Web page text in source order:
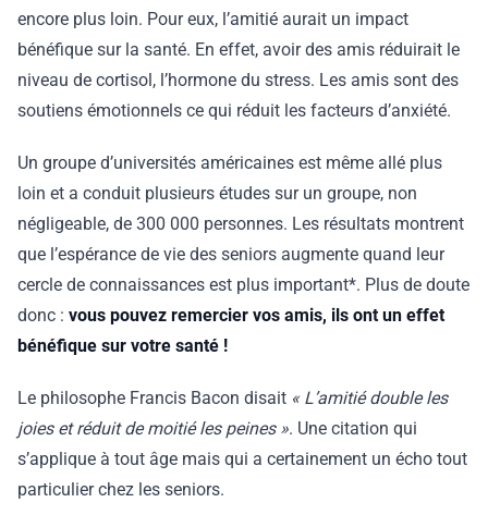
encore plus loin. Pour eux, l’amitié aurait un impact
bénéfique sur la santé. En effet, avoir des amis réduirait le
niveau de cortisol, l’hormone du stress. Les amis sont des
soutiens émotionnels ce qui réduit les facteurs d’anxiété.
Un groupe d’universités américaines est même allé plus
loin et a conduit plusieurs études sur un groupe, non
négligeable, de 300 000 personnes. Les résultats montrent
que l’espérance de vie des seniors augmente quand leur
cercle de connaissances est plus important*. Plus de doute
donc : vous pouvez remercier vos amis, ils ont un effet
bénéfique sur votre santé !
Le philosophe Francis Bacon disait « L’amitié double les
joies et réduit de moitié les peines ». Une citation qui
s’applique à tout âge mais qui a certainement un écho tout
particulier chez les seniors.